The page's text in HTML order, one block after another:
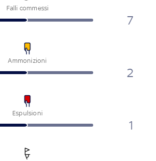
Falli commessi
7
Ammonizioni
2
Espulsioni
1